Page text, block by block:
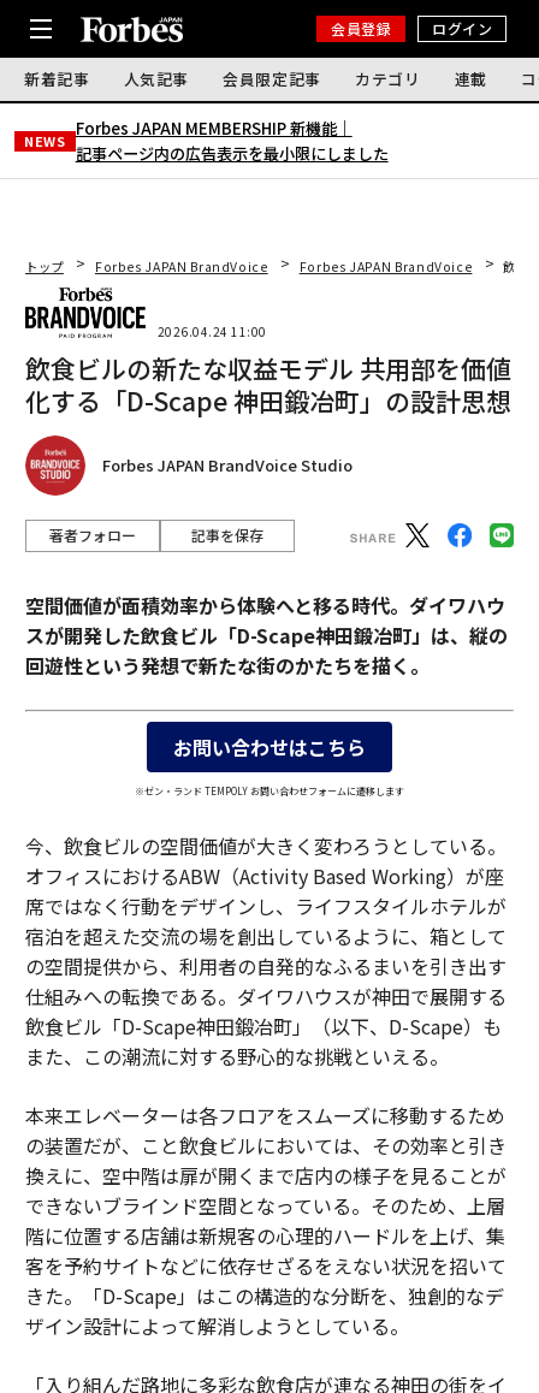
会員登録 ログイン
新着記事 人気記事 会員限定記事 カテゴリ 連載
NEWS
Forbes JAPAN MEMBERSHIP 新機能｜
記事ページ内の広告表示を最小限にしました
トップ Forbes JAPAN BrandVoice Forbes JAPAN BrandVoice 飲食
2026.04.24 11:00
飲食ビルの新たな収益モデル 共用部を価値
化する「D-Scape 神田鍛冶町」の設計思想
Forbes JAPAN BrandVoice Studio
著者フォロー 記事を保存
空間価値が面積効率から体験へと移る時代。ダイワハウ
スが開発した飲食ビル「D-Scape神田鍛冶町」は、縦の
回遊性という発想で新たな街のかたちを描く。
お問い合わせはこちら
※ゼン・ランド TEMPOLY お問い合わせフォームに遷移します
今、飲食ビルの空間価値が大きく変わろうとしている。
オフィスにおけるABW（Activity Based Working）が座
席ではなく行動をデザインし、ライフスタイルホテルが
宿泊を超えた交流の場を創出しているように、箱として
の空間提供から、利用者の自発的なふるまいを引き出す
仕組みへの転換である。ダイワハウスが神田で展開する
飲食ビル「D-Scape神田鍛冶町」（以下、D-Scape）も
また、この潮流に対する野心的な挑戦といえる。
本来エレベーターは各フロアをスムーズに移動するため
の装置だが、こと飲食ビルにおいては、その効率と引き
換えに、空中階は扉が開くまで店内の様子を見ることが
できないブラインド空間となっている。そのため、上層
階に位置する店舗は新規客の心理的ハードルを上げ、集
客を予約サイトなどに依存せざるをえない状況を招いて
きた。「D-Scape」はこの構造的な分断を、独創的なデ
ザイン設計によって解消しようとしている。
「入り組んだ路地に多彩な飲食店が連なる神田の街をイ